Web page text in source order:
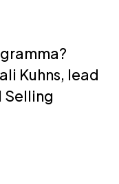
Kuhns, lead
Selling